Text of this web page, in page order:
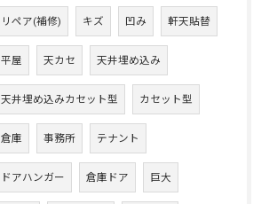
リペア(補修) キズ 凹み 軒天貼替
平屋 天カセ 天井埋め込み
天井埋め込みカセット型 カセット型
倉庫 事務所 テナント
ドアハンガー 倉庫ドア 巨大